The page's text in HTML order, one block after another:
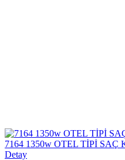
7164 1350w OTEL TİPİ
Detay